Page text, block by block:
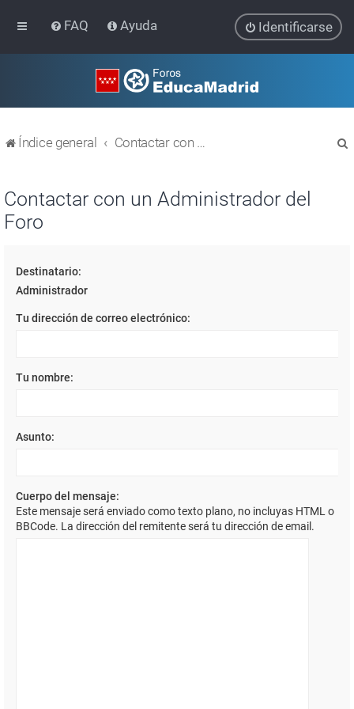
FAQ Ayuda Identificarse
Índice general Contactar con un Administrador del Foro
Contactar con un Administrador del
Foro
Destinatario:
Administrador
Tu dirección de correo electrónico:
Tu nombre:
Asunto:
Cuerpo del mensaje:
Este mensaje será enviado como texto plano, no incluyas HTML o
BBCode. La dirección del remitente será tu dirección de email.